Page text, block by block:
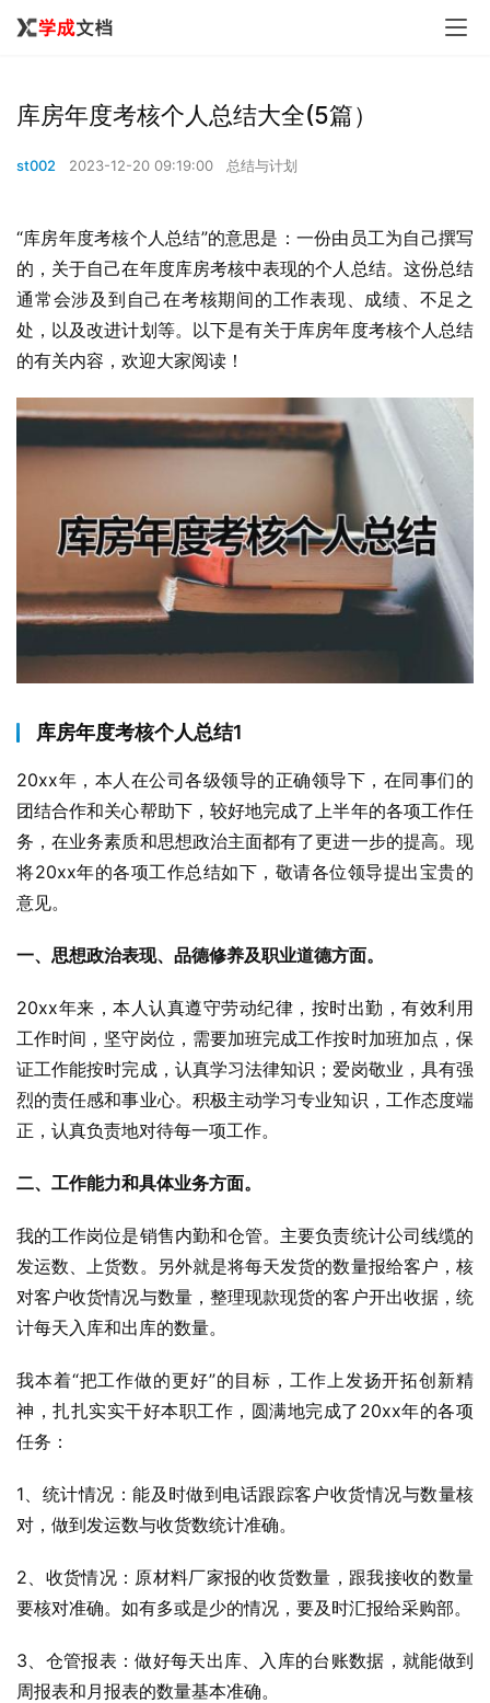
库房年度考核个人总结大全(5篇）
st002 2023-12-20 09:19:00 总结与计划
“库房年度考核个人总结”的意思是：一份由员工为自己撰写
的，关于自己在年度库房考核中表现的个人总结。这份总结
通常会涉及到自己在考核期间的工作表现、成绩、不足之
处，以及改进计划等。以下是有关于库房年度考核个人总结
的有关内容，欢迎大家阅读！
库房年度考核个人总结1
20xx年，本人在公司各级领导的正确领导下，在同事们的
团结合作和关心帮助下，较好地完成了上半年的各项工作任
务，在业务素质和思想政治主面都有了更进一步的提高。现
将20xx年的各项工作总结如下，敬请各位领导提出宝贵的
意见。
一、思想政治表现、品德修养及职业道德方面。
20xx年来，本人认真遵守劳动纪律，按时出勤，有效利用
工作时间，坚守岗位，需要加班完成工作按时加班加点，保
证工作能按时完成，认真学习法律知识；爱岗敬业，具有强
烈的责任感和事业心。积极主动学习专业知识，工作态度端
正，认真负责地对待每一项工作。
二、工作能力和具体业务方面。
我的工作岗位是销售内勤和仓管。主要负责统计公司线缆的
发运数、上货数。另外就是将每天发货的数量报给客户，核
对客户收货情况与数量，整理现款现货的客户开出收据，统
计每天入库和出库的数量。
我本着“把工作做的更好”的目标，工作上发扬开拓创新精
神，扎扎实实干好本职工作，圆满地完成了20xx年的各项
任务：
1、统计情况：能及时做到电话跟踪客户收货情况与数量核
对，做到发运数与收货数统计准确。
2、收货情况：原材料厂家报的收货数量，跟我接收的数量
要核对准确。如有多或是少的情况，要及时汇报给采购部。
3、仓管报表：做好每天出库、入库的台账数据，就能做到
周报表和月报表的数量基本准确。